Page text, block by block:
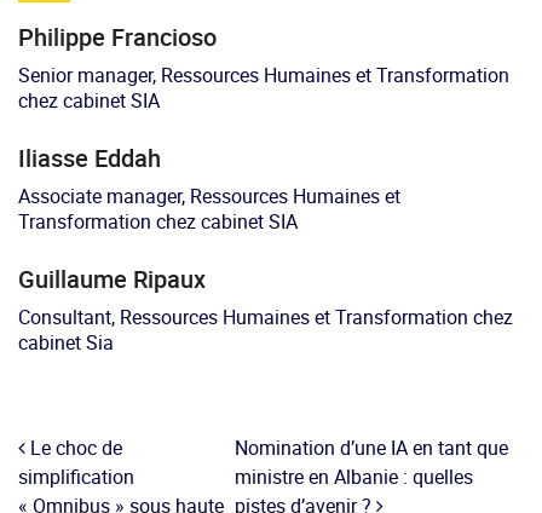
Philippe Francioso
Senior manager, Ressources Humaines et Transformation
chez cabinet SIA
Iliasse Eddah
Associate manager, Ressources Humaines et
Transformation chez cabinet SIA
Guillaume Ripaux
Consultant, Ressources Humaines et Transformation chez
cabinet Sia
Le choc de
simplification
« Omnibus » sous haute
Nomination d’une IA en tant que
ministre en Albanie : quelles
pistes d’avenir ?